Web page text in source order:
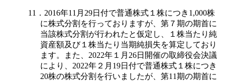
11．2016年11月29日付で普通株式１株につき1,000株
に株式分割を行っておりますが、第７期の期首に
当該株式分割が行われたと仮定し、１株当たり純
資産額及び１株当たり当期純損失を算定しており
ます。また、2022年１月26日開催の取締役会決議
により、2022年２月19日付で普通株式１株につき
20株の株式分割を行いましたが、第11期の期首に